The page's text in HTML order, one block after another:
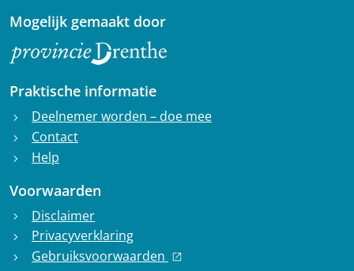
Mogelijk gemaakt door
Praktische informatie
chevron_right Deelnemer worden – doe mee
chevron_right Contact
chevron_right Help
Voorwaarden
chevron_right Disclaimer
chevron_right Privacyverklaring
chevron_right Gebruiksvoorwaarden open_in_new